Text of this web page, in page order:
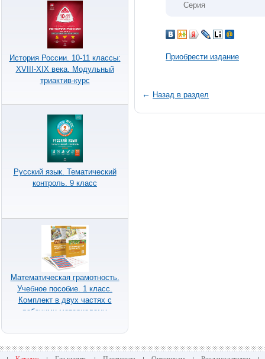
История России. 10-11 классы:
XVIII-XIX века. Модульный
триактив-курс
Русский язык. Тематический
контроль. 9 класс
Математическая грамотность.
Учебное пособие. 1 класс.
Комплект в двух частях с
рабочими материалами
Серия
Приобрести издание
← Назад в раздел